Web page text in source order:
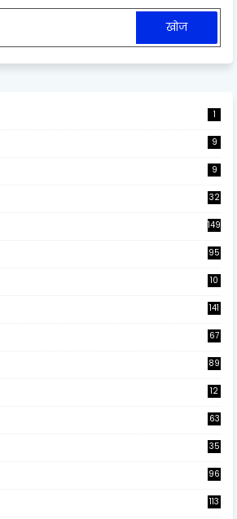
1
9
9
32
149
95
10
141
67
89
12
63
35
96
113